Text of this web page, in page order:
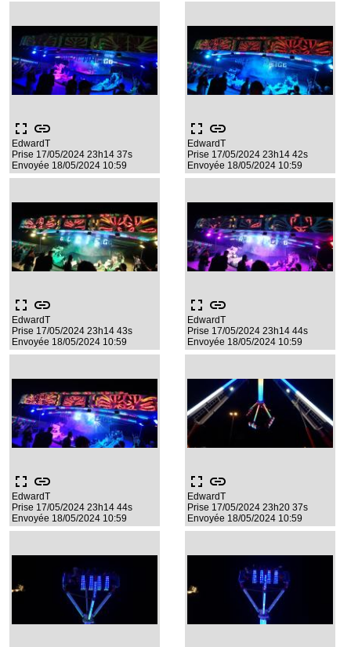
fullscreen link
EdwardT
Prise 17/05/2024 23h14 37s
Envoyée 18/05/2024 10:59
fullscreen link
EdwardT
Prise 17/05/2024 23h14 42s
Envoyée 18/05/2024 10:59
fullscreen link
EdwardT
Prise 17/05/2024 23h14 43s
Envoyée 18/05/2024 10:59
fullscreen link
EdwardT
Prise 17/05/2024 23h14 44s
Envoyée 18/05/2024 10:59
fullscreen link
EdwardT
Prise 17/05/2024 23h14 44s
Envoyée 18/05/2024 10:59
fullscreen link
EdwardT
Prise 17/05/2024 23h20 37s
Envoyée 18/05/2024 10:59